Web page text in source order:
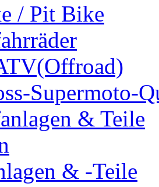
/ Pit Bike
Supermoto-
& Teile
& -Teile